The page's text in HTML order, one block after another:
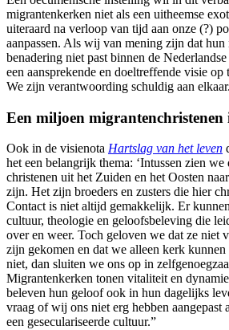
migrantenkerken niet als een uitheemse
uiteraard na verloop van tijd aan onze (?)
aanpassen. Als wij van mening zijn dat
benadering niet past binnen de
een aansprekende en doeltreffende visie op
We zijn verantwoording schuldig aan
Een miljoen migrantenchristenen
Ook in de visienota Hartslag van het leven
het een belangrijk thema: ‘Intussen zien
christenen uit het Zuiden en het Oosten
zijn. Het zijn broeders en zusters die hier
Contact is niet altijd gemakkelijk. Er
cultuur, theologie en geloofsbeleving die
over en weer. Toch geloven we dat ze niet
zijn gekomen en dat we alleen kerk
niet, dan sluiten we ons op in
Migrantenkerken tonen vitaliteit en
beleven hun geloof ook in hun dagelijks
vraag of wij ons niet erg hebben aangepast
een geseculariseerde cultuur.”